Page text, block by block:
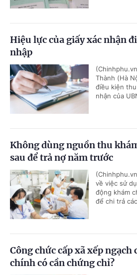
Hiệu lực của giấy xác nhận
nhập
Thành (Hà
điều kiện
nhận của
Không dùng nguồn thu
sau để trả nợ năm trước
về việc sử
động khám
để chi trả
Công chức cấp xã xếp ngạch
chính có cần chứng chỉ?